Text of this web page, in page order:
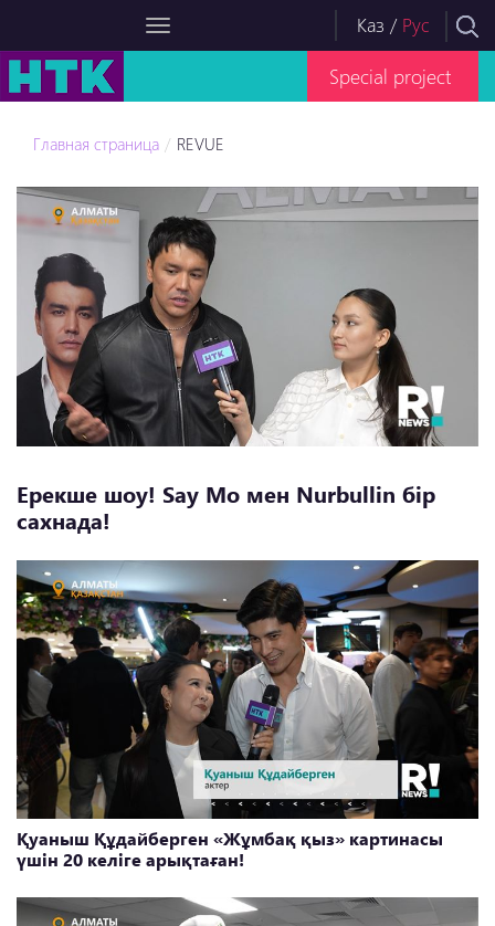
Каз / Рус
Special project
Главная страница REVUE
Ерекше шоу! Say Mo мен Nurbullin бір
сахнада!
Қуаныш Құдайберген «Жұмбақ қыз» картинасы
үшін 20 келіге арықтаған!